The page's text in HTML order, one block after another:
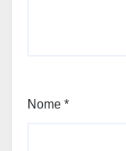
Nome *